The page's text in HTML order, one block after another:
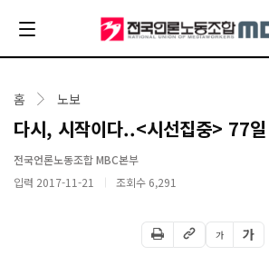
홈 노보
다시, 시작이다..<시선집중> 77
전국언론노동조합 MBC본부
입력 2017-11-21
조회수 6,291
가 가